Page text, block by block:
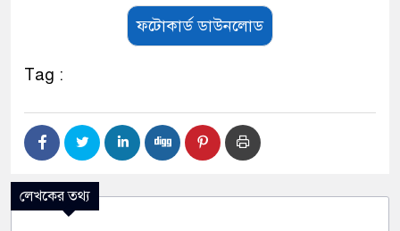
ফটোকার্ড ডাউনলোড
Tag :
লেখকের তথ্য